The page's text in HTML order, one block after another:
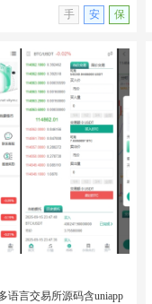
无演示
收租赁售卖手机电子产
/手机回收/电脑租赁/H5/
手 安 保
语言交易所源码含uniapp